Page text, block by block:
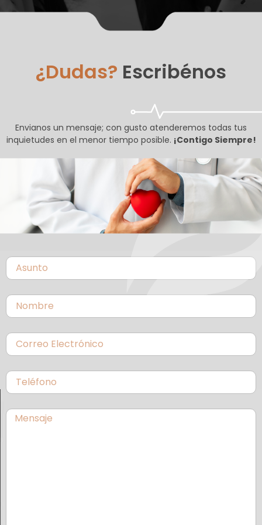
¿Dudas? Escribénos
Envianos un mensaje; con gusto atenderemos todas tus
inquietudes en el menor tiempo posible. ¡Contigo Siempre!